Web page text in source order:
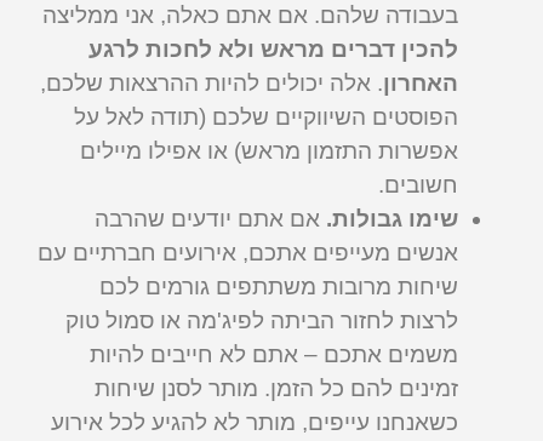
בעבודה שלהם. אם אתם כאלה, אני ממליצה
להכין דברים מראש ולא לחכות לרגע
האחרון. אלה יכולים להיות ההרצאות שלכם,
הפוסטים השיווקיים שלכם (תודה לאל על
אפשרות התזמון מראש) או אפילו מיילים
חשובים.
שימו גבולות. אם אתם יודעים שהרבה
אנשים מעייפים אתכם, אירועים חברתיים עם
שיחות מרובות משתתפים גורמים לכם
לרצות לחזור הביתה לפיג'מה או סמול טוק
משמים אתכם – אתם לא חייבים להיות
זמינים להם כל הזמן. מותר לסנן שיחות
כשאנחנו עייפים, מותר לא להגיע לכל אירוע